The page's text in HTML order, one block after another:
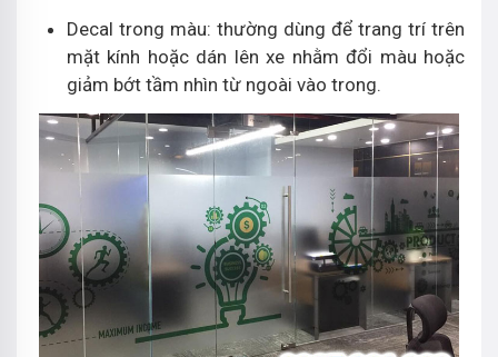
Decal trong màu: thường dùng để trang trí trên
mặt kính hoặc dán lên xe nhằm đổi màu hoặc
giảm bớt tầm nhìn từ ngoài vào trong.